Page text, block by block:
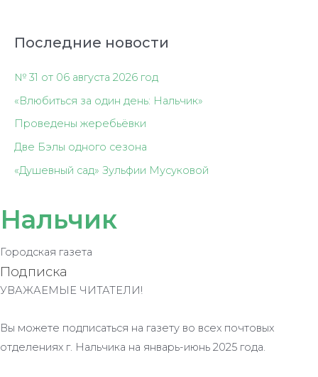
Последние новости
№ 31 от 06 августа 2026 год
«Влюбиться за один день: Нальчик»
Проведены жеребьёвки
Две Бэлы одного сезона
«Душевный сад» Зульфии Мусуковой
Нальчик
Городская газета
Подписка
УВАЖАЕМЫЕ ЧИТАТЕЛИ!
Вы можете подписаться на газету во всех почтовых
отделениях г. Нальчика на январь-июнь 2025 года.